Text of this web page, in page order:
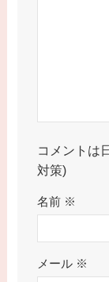
コメントは
対策)
名前 ※
メール ※